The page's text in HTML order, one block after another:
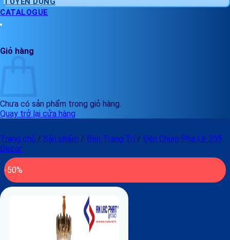
CATALOGUE
Giỏ hàng
Chưa có sản phẩm trong giỏ hàng.
Quay trở lại cửa hàng
Trang chủ / Sản phẩm / Đèn Trang Trí / Đèn Chùm Pha Lê 355
Decor
-50%